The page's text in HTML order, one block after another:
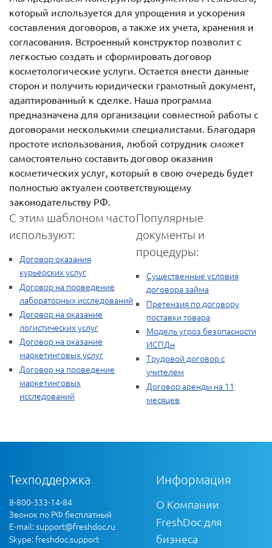
который используется для упрощения и ускорения
составления договоров, а также их учета, хранения и
согласования. Встроенный конструктор позволит с
легкостью создать и сформировать договор
косметологические услуги. Остается внести данные
сторон и получить юридически грамотный документ,
адаптированный к сделке. Наша программа
предназначена для организации совместной работы с
договорами несколькими специалистами. Благодаря
простоте использования, любой сотрудник сможет
самостоятельно составить договор оказания
косметических услуг, который в свою очередь будет
полностью актуален соответствующему
законодательству РФ.
С этим шаблоном часто
используют:
Договор оказания
курьерских услуг
Договор на проведение
лабораторных исследований
Договор на оказание
логистических услуг
Договор на оказание
маркетинговых услуг
Договор на проведение
маркетинговых
исследований
Популярные
документы и
процедуры:
Существенные условия
договора займа
Претензия по договору
поставки товара
Модель угроз безопасности
ИСПДн
Трудовой договор с
учителем
Договор аренды на 11
месяцев
Техподдержка
8-800-333-14-84
Звонок по РФ бесплатный
E-mail:support@freshdoc.ru
Skype: freshdoc.support
Информация
О Компании
FreshDoc для
бизнеса